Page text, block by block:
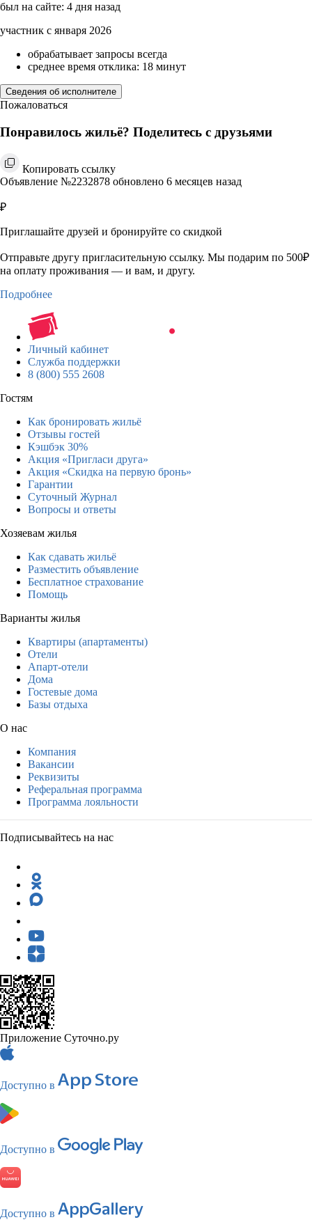
был на сайте: 4 дня назад
участник с января 2026
обрабатывает запросы всегда
среднее время отклика: 18 минут
Сведения об исполнителе
Пожаловаться
Понравилось жильё? Поделитесь с друзьями
Копировать ссылку
Объявление №2232878 обновлено 6 месяцев назад
₽
Приглашайте друзей и бронируйте со скидкой
Отправьте другу пригласительную ссылку. Мы подарим по 500₽
на оплату проживания — и вам, и другу.
Подробнее
Личный кабинет
Служба поддержки
8 (800) 555 2608
Гостям
Как бронировать жильё
Отзывы гостей
Кэшбэк 30%
Акция «Пригласи друга»
Акция «Скидка на первую бронь»
Гарантии
Суточный Журнал
Вопросы и ответы
Хозяевам жилья
Как сдавать жильё
Разместить объявление
Бесплатное страхование
Помощь
Варианты жилья
Квартиры (апартаменты)
Отели
Апарт-отели
Дома
Гостевые дома
Базы отдыха
О нас
Компания
Вакансии
Реквизиты
Реферальная программа
Программа лояльности
Подписывайтесь на нас
Приложение Суточно.ру
Доступно в
Доступно в
Доступно в